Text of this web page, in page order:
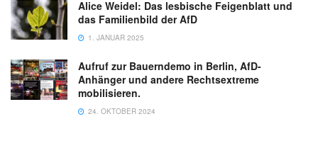
Alice Weidel: Das lesbische Feigenblatt und
das Familienbild der AfD
1. JANUAR 2025
Aufruf zur Bauerndemo in Berlin, AfD-
Anhänger und andere Rechtsextreme
mobilisieren.
24. OKTOBER 2024